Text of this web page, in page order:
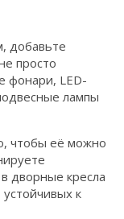
добавьте
просто
фонари, LED-
лампы
чтобы её можно
дворные кресла
к